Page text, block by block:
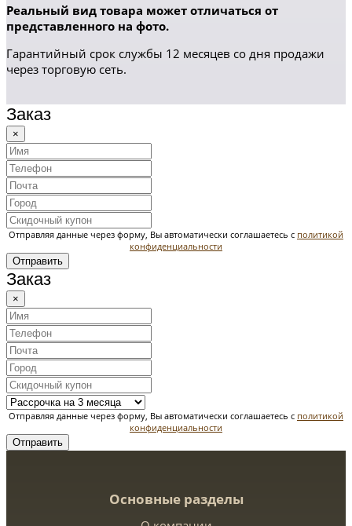
Реальный вид товара может отличаться от
представленного на фото.
Гарантийный срок службы 12 месяцев со дня продажи
через торговую сеть.
Заказ
×
Отправляя данные через форму, Вы автоматически соглашаетесь с политикой
конфиденциальности
Отправить
Заказ
×
Отправляя данные через форму, Вы автоматически соглашаетесь с политикой
конфиденциальности
Отправить
Основные разделы